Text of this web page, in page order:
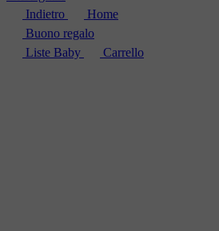
Indietro
Home
Buono regalo
Liste Baby
Carrello